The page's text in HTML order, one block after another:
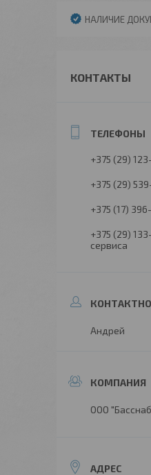
НАЛИЧИЕ
КОНТАКТЫ
+375 (29)
+375 (29)
+375 (17)
+375 (29)
сервиса
Андрей
ООО